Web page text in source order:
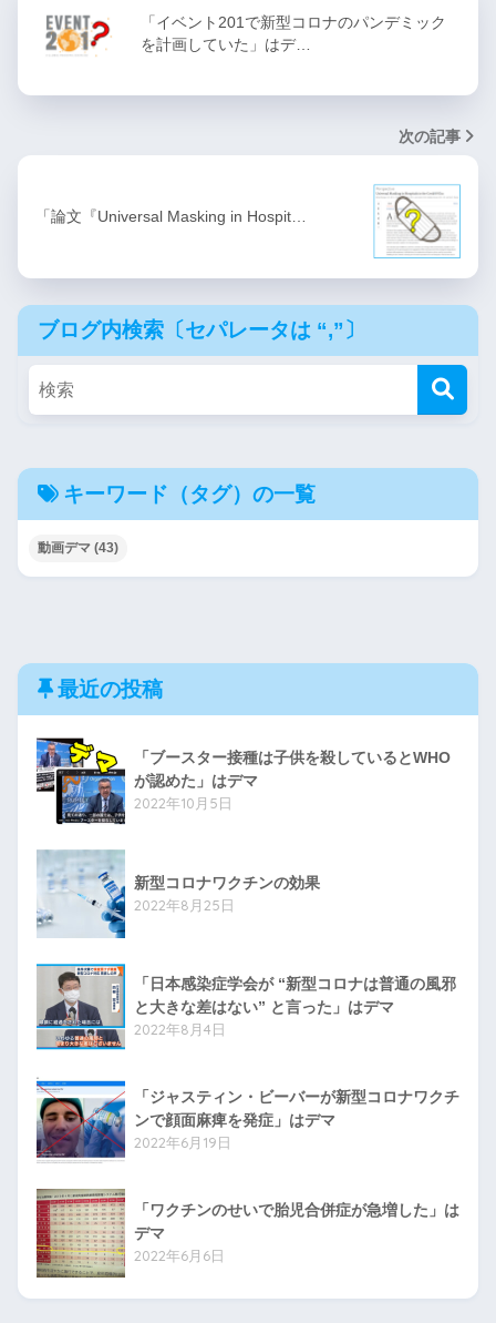
「イベント201で新型コロナのパンデミック
を計画していた」はデ…
次の記事
「論文『Universal Masking in Hospit…
ブログ内検索〔セパレータは “,”〕
キーワード（タグ）の一覧
動画デマ (43)
最近の投稿
「ブースター接種は子供を殺しているとWHO
が認めた」はデマ
2022年10月5日
新型コロナワクチンの効果
2022年8月25日
「日本感染症学会が “新型コロナは普通の風邪
と大きな差はない” と言った」はデマ
2022年8月4日
「ジャスティン・ビーバーが新型コロナワクチ
ンで顔面麻痺を発症」はデマ
2022年6月19日
「ワクチンのせいで胎児合併症が急増した」は
デマ
2022年6月6日